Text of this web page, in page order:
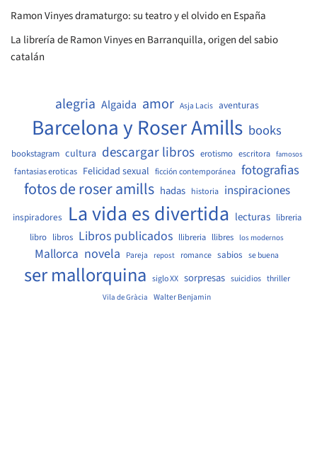
Ramon Vinyes dramaturgo: su teatro y el olvido en España
La librería de Ramon Vinyes en Barranquilla, origen del sabio
catalán
alegria Algaida amor Asja Lacis aventuras
Barcelona y Roser Amills books
bookstagram cultura descargar libros erotismo escritora famosos
fantasias eroticas Felicidad sexual ficción contemporánea fotografias
fotos de roser amills hadas historia inspiraciones
inspiradores La vida es divertida lecturas libreria
libro libros Libros publicados llibreria llibres los modernos
Mallorca novela Pareja repost romance sabios se buena
ser mallorquina siglo XX sorpresas suicidios thriller
Vila de Gràcia Walter Benjamin